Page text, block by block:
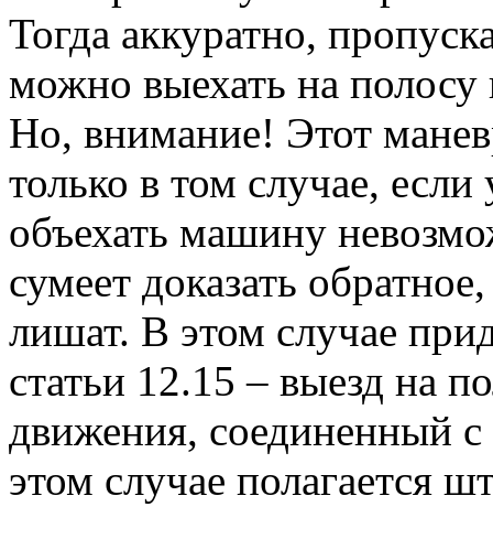
Тогда аккуратно,
можно выехать на полосу
Но, внимание! Этот
только в том случае,
объехать машину
сумеет доказать
лишат. В этом случае
статьи 12.15 – выезд на
движения, соединенный
этом случае полагается